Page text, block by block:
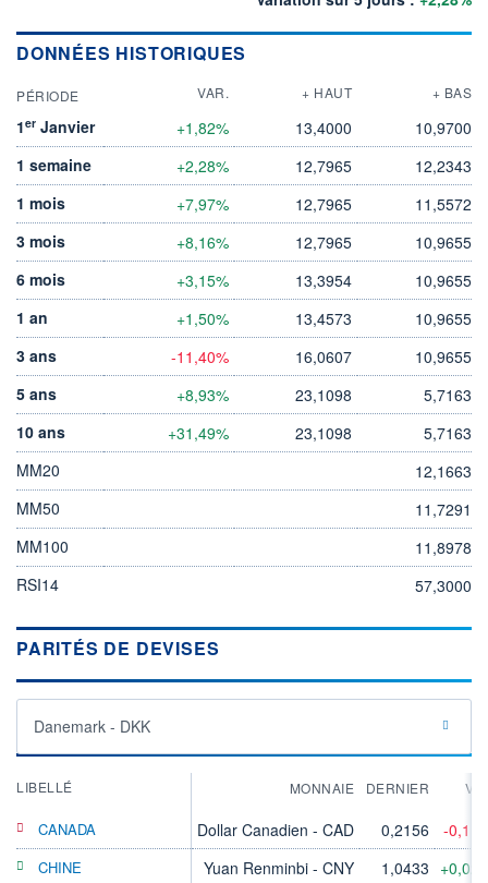
DONNÉES HISTORIQUES
PÉRIODE VAR. + HAUT + BAS
1er Janvier +1,82% 13,4000
10,9700
1 semaine
+2,28% 12,7965
12,2343
1 mois
+7,97% 12,7965
11,5572
3 mois
+8,16% 12,7965
10,9655
6 mois
+3,15% 13,3954
10,9655
1 an
+1,50% 13,4573
10,9655
3 ans
-11,40% 16,0607
10,9655
5 ans
+8,93% 23,1098
5,7163
10 ans
+31,49% 23,1098
5,7163
MM20
12,1663
MM50
11,7291
MM100
11,8978
RSI14
57,3000
PARITÉS DE DEVISES
Danemark - DKK
LIBELLÉ MONNAIE DERNIER
CANADA Dollar Canadien - CAD 0,2156 -
CHINE Yuan Renminbi - CNY 1,0433